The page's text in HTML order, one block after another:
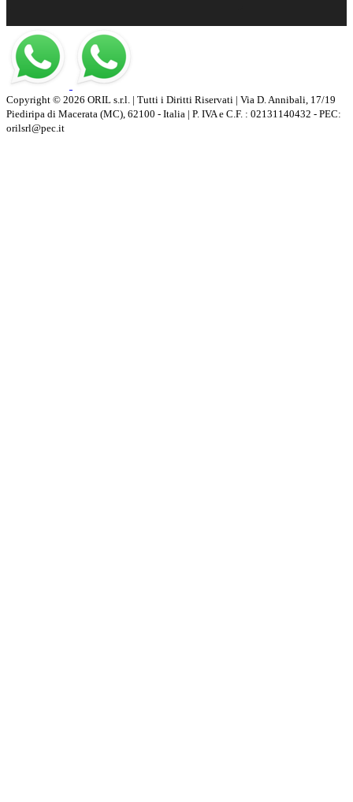
Copyright © 2026 ORIL s.r.l. | Tutti i Diritti Riservati | Via D. Annibali, 17/19
Piediripa di Macerata (MC), 62100 - Italia | P. IVA e C.F. : 02131140432 - PEC:
orilsrl@pec.it